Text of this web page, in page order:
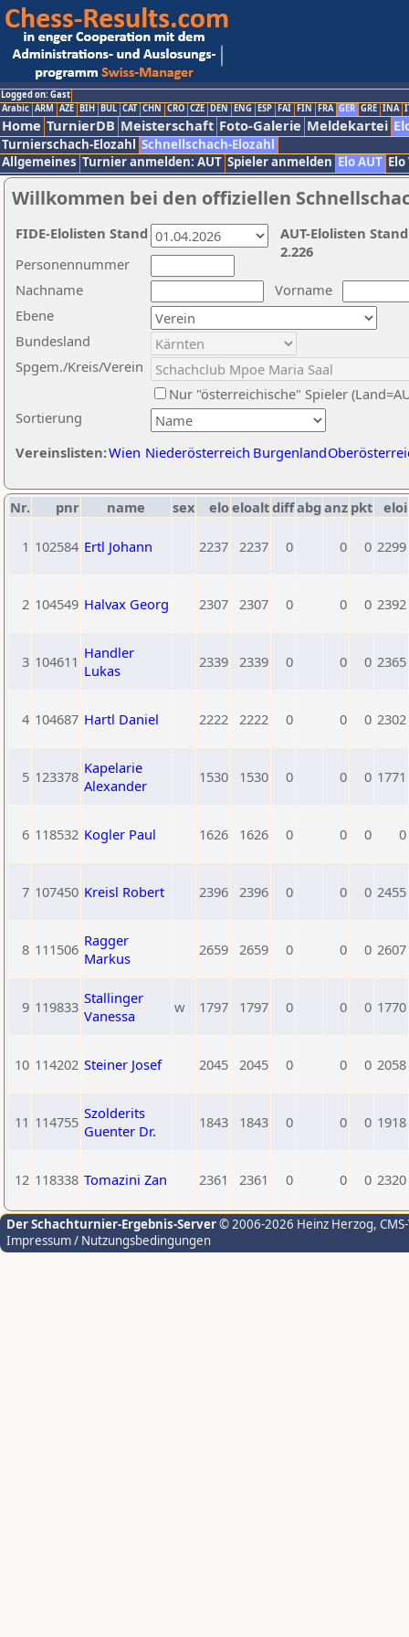
Logged on: Gast
Arabic ARM AZE BIH BUL CAT CHN CRO CZE DEN ENG ESP FAI FIN FRA GER GRE INA
Home TurnierDB Meisterschaft Foto-Galerie Meldekartei
Turnierschach-Elozahl Schnellschach-Elozahl
Allgemeines Turnier anmelden: AUT Spieler anmelden Elo AUT
Willkommen bei den offiziellen
Nachname
Vorname
Ebene
Sortierung
Personennummer
Bundesland
Spgem./Kreis/Verein
Nur "österreichische" Spieler
Vereinslisten:Wien Niederösterreich Burgenland
AUT-Elolisten
2.226
FIDE-Elolisten Stand
Nr. pnr name sex eloeloaltdiffabg anz pkt eloi
1 102584 Ertl Johann 2237 2237 0 0 0 2299
2 104549 Halvax Georg 2307 2307 0 0 0 2392
3 104611 Handler
Lukas
2339 2339 0 0 0 2365
4 104687 Hartl Daniel 2222 2222 0 0 0 2302
5 123378 Kapelarie
Alexander
1530 1530 0 0 0 1771
6 118532 Kogler Paul 1626 1626 0 0 0 0
7 107450 Kreisl Robert 2396 2396 0 0 0 2455
8 111506 Ragger
Markus
2659 2659 0 0 0 2607
9 119833 Stallinger
Vanessa
w 1797 1797 0 0 0 1770
10 114202 Steiner Josef 2045 2045 0 0 0 2058
11 114755 Szolderits
Guenter Dr.
1843 1843 0 0 0 1918
12 118338 Tomazini Zan 2361 2361 0 0 0 2320
Der Schachturnier-Ergebnis-Server© 2006-2026 Heinz Herzog,
Impressum / Nutzungsbedingungen